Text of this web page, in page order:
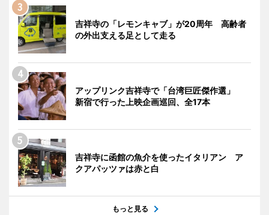
吉祥寺の「レモンキャブ」が20周年 高齢者
の外出支える足として走る
アップリンク吉祥寺で「台湾巨匠傑作選」
新宿で行った上映企画巡回、全17本
吉祥寺に函館の魚介を使ったイタリアン ア
クアパッツァは赤と白
もっと見る